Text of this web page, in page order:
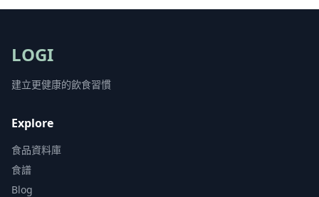
LOGI
建立更健康的飲食習慣
Explore
食品資料庫
食譜
Blog